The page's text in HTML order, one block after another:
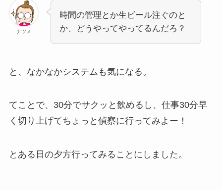
ナツメ
時間の管理とか生ビール注ぐのと
か、どうやってやってるんだろ？
と、なかなかシステムも気になる。
てことで、30分でサクッと飲めるし、仕事30分早
く切り上げてちょっと偵察に行ってみよー！
とある日の夕方行ってみることにしました。